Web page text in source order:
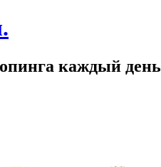
каждый день